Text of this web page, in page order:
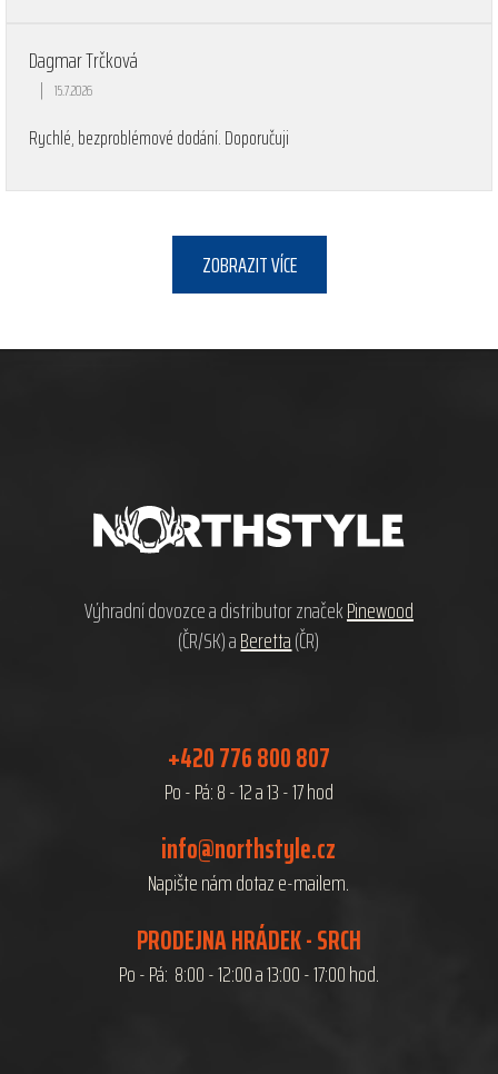
Dagmar Trčková
Hodnocení obchodu je 5 z 5 hvězdiček.
| 15.7.2026
Rychlé, bezproblémové dodání. Doporučuji
ZOBRAZIT VÍCE
Výhradní dovozce a distributor značekPinewood
(ČR/SK) aBeretta(ČR)
+420 776 800 807
Po - Pá: 8 - 12 a 13 - 17 hod
info@northstyle.cz
Napište nám dotaz e-mailem.
PRODEJNA HRÁDEK - SRCH
Po - Pá: 8:00 - 12:00 a 13:00 - 17:00 hod.